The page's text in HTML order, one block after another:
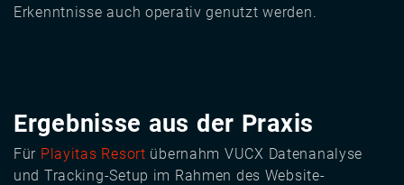
Erkenntnisse auch operativ genutzt werden.
Ergebnisse aus der Praxis
Für Playitas Resort übernahm VUCX Datenanalyse
und Tracking-Setup im Rahmen des Website-